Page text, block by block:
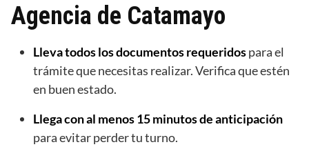
Agencia de Catamayo
Lleva todos los documentos requeridospara el
trámite que necesitas realizar. Verifica que estén
en buen estado.
Llega con al menos 15 minutos de anticipación
para evitar perder tu turno.